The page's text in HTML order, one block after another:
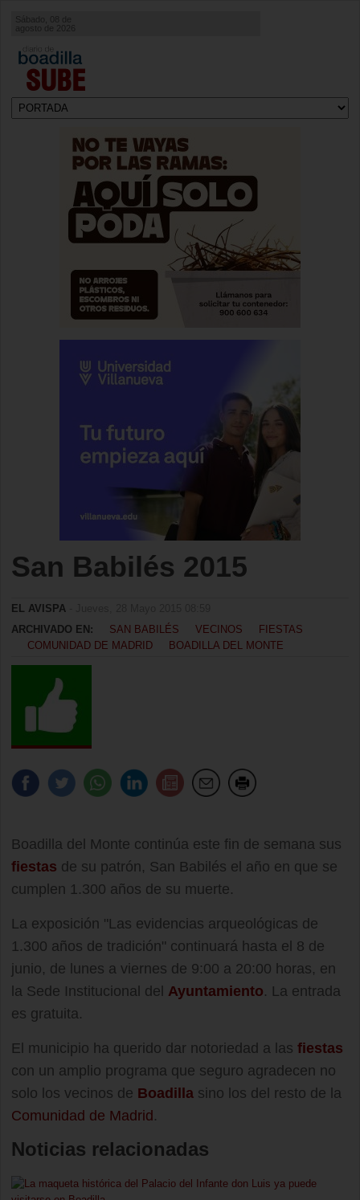
SUBE
Sábado, 08 de
agosto de 2026
San Babilés 2015
EL AVISPA
ARCHIVADO EN:
SAN BABILÉS VECINOS
FIESTAS
COMUNIDAD DE MADRID
BOADILLA DEL MONTE
Boadilla del Monte continúa este fin de semana sus
fiestas de su patrón, San Babilés el año en que se
cumplen 1.300 años de su muerte.
La exposición "Las evidencias arqueológicas de
1.300 años de tradición" continuará hasta el 8 de
junio, de lunes a viernes de 9:00 a 20:00 horas, en
la Sede Institucional del Ayuntamiento. La entrada
es gratuita.
El municipio ha querido dar notoriedad a las fiestas
con un amplio programa que seguro agradecen no
solo los vecinos de Boadilla sino los del resto de la
Comunidad de Madrid .
Noticias relacionadas